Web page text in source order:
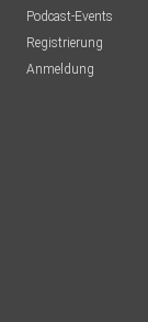
Podcast-Events
Registrierung
Anmeldung